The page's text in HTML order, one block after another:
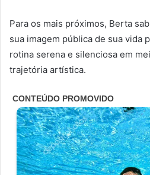
Para os mais próximos, Berta
sua imagem pública de sua vida
rotina serena e silenciosa em
trajetória artística.